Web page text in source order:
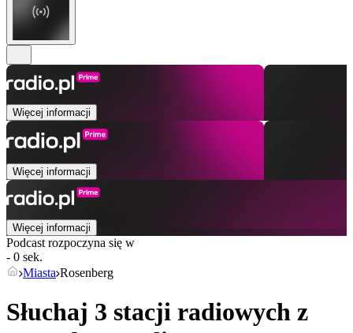
Więcej informacji
Więcej informacji
Więcej informacji
Podcast rozpoczyna się w
- 0 sek.
Miasta Rosenberg
Słuchaj 3 stacji radiowych z